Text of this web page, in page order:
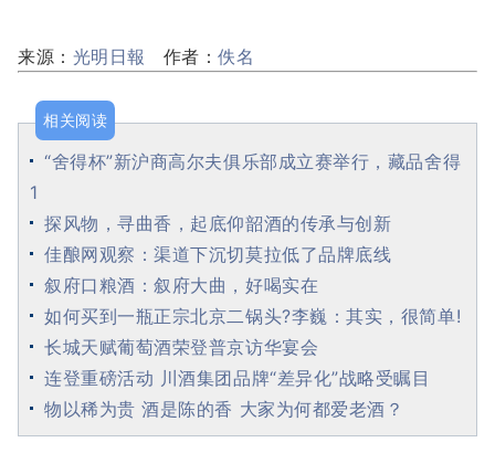
来源： 光明日報 作者：佚名
相关阅读
“舍得杯”新沪商高尔夫俱乐部成立赛举行，藏品舍得
1
探风物，寻曲香，起底仰韶酒的传承与创新
佳酿网观察：渠道下沉切莫拉低了品牌底线
叙府口粮酒：叙府大曲，好喝实在
如何买到一瓶正宗北京二锅头?李巍：其实，很简单!
长城天赋葡萄酒荣登普京访华宴会
连登重磅活动 川酒集团品牌“差异化”战略受瞩目
物以稀为贵 酒是陈的香 大家为何都爱老酒？